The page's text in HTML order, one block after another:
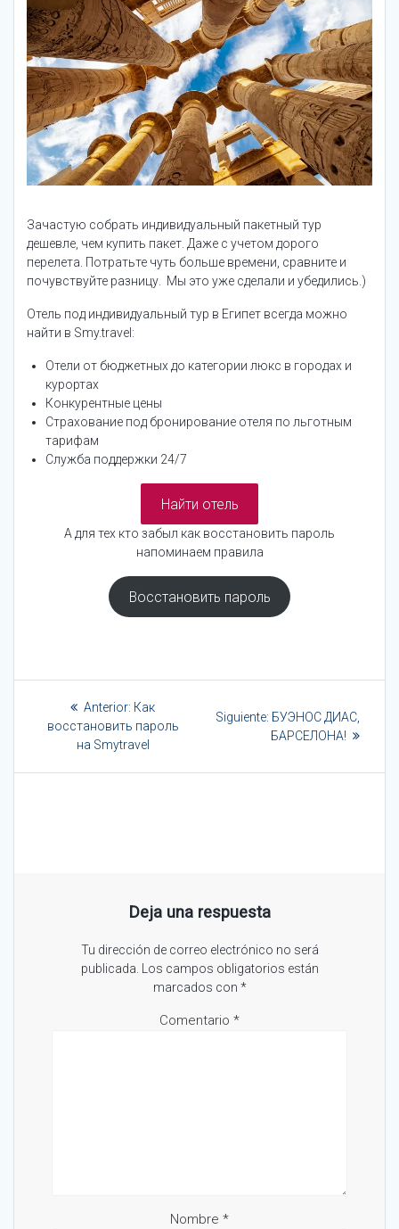
Зачастую собрать индивидуальный пакетный тур
дешевле, чем купить пакет. Даже с учетом дорого
перелета. Потратьте чуть больше времени, сравните и
почувствуйте разницу. Мы это уже сделали и убедились.)
Отель под индивидуальный тур в Египет всегда можно
найти в Smy.travel:
Отели от бюджетных до категории люкс в городах и
курортах
Конкурентные цены
Страхование под бронирование отеля по льготным
тарифам
Служба поддержки 24/7
Найти отель
А для тех кто забыл как восстановить пароль
напоминаем правила
Восстановить пароль
Navegación
entradas
Anterior: Entrada
anterior:
Как
восстановить пароль
на Smytravel
Siguiente: Siguiente
entrada:
БУЭНОС ДИАС,
БАРСЕЛОНА!
Deja una respuesta
Tu dirección de correo electrónico no será
publicada.
Los campos obligatorios están
marcados con *
Comentario *
Nombre *